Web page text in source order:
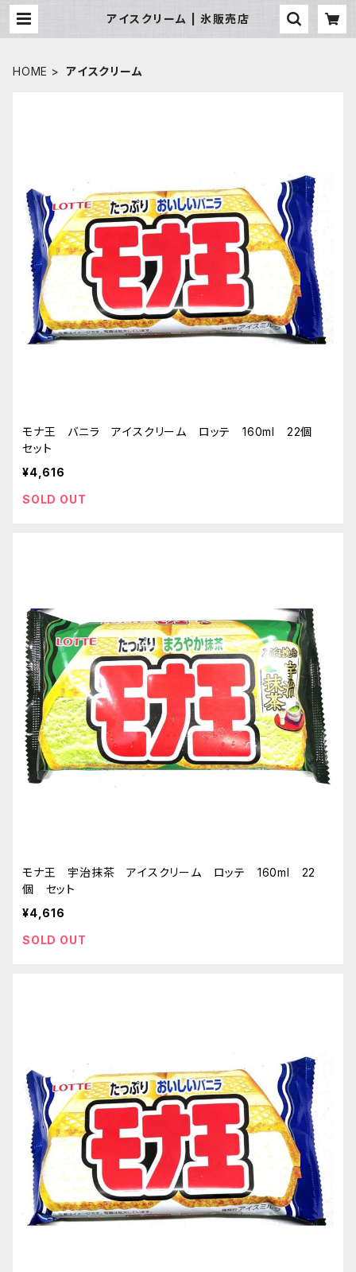
アイスクリーム | 氷販売店
HOME アイスクリーム
モナ王 バニラ アイスクリーム ロッテ 160ml 22個
セット
¥4,616
SOLD OUT
モナ王 宇治抹茶 アイスクリーム ロッテ 160ml 22
個 セット
¥4,616
SOLD OUT